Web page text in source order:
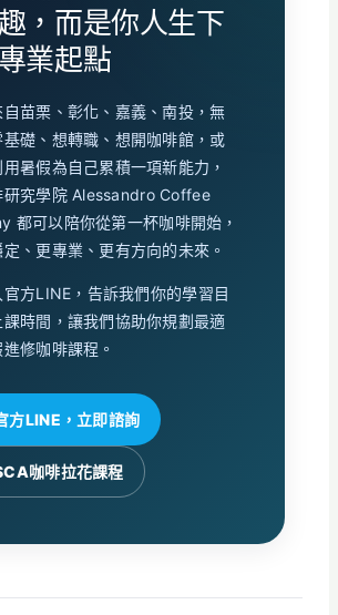
，而是你人生下
業起點
自苗栗、彰化、嘉義、南投，無
礎、想轉職、想開咖啡館，或
用暑假為自己累積一項新能力，
研究學院 Alessandro Coffee
都可以陪你從第一杯咖啡開始，
、更專業、更有方向的未來。
方LINE，告訴我們你的學習目
課時間，讓我們協助你規劃最適
修咖啡課程。
方LINE，立即諮詢
咖啡拉花課程